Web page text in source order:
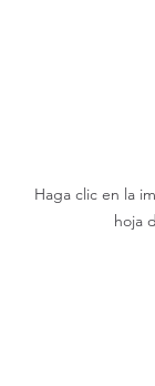
Haga clic en la
hoja